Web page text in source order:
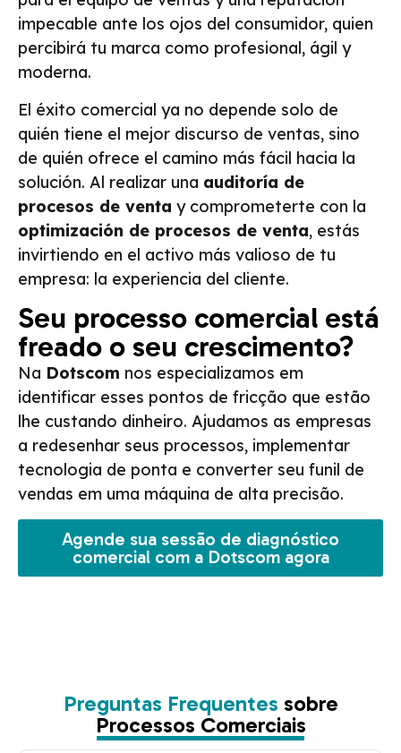
impecable ante los ojos del consumidor, quien
percibirá tu marca como profesional, ágil y
moderna.
El éxito comercial ya no depende solo de
quién tiene el mejor discurso de ventas, sino
de quién ofrece el camino más fácil hacia la
solución. Al realizar una auditoría de
procesos de venta y comprometerte con la
optimización de procesos de venta, estás
invirtiendo en el activo más valioso de tu
empresa: la experiencia del cliente.
Seu processo comercial está
freado o seu crescimento?
Na Dotscom nos especializamos em
identificar esses pontos de fricção que estão
lhe custando dinheiro. Ajudamos as empresas
a redesenhar seus processos, implementar
tecnologia de ponta e converter seu funil de
vendas em uma máquina de alta precisão.
Agende sua sessão de diagnóstico
comercial com a Dotscom agora
Preguntas Frequentes sobre
Processos Comerciais